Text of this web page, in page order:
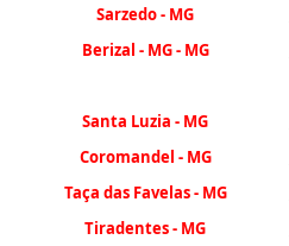
Sarzedo - MG
Berizal - MG - MG
Santa Luzia - MG
Coromandel - MG
Taça das Favelas - MG
Tiradentes - MG